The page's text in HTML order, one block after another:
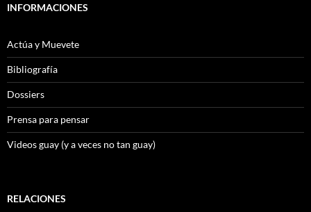
INFORMACIONES
Actúa y Muevete
Bibliografía
Dossiers
Prensa para pensar
Videos guay (y a veces no tan guay)
RELACIONES